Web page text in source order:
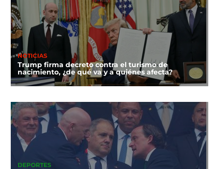
NOTICIAS
Trump firma decreto contra el turismo de
nacimiento, ¿de qué va y a quiénes afecta?
DEPORTES